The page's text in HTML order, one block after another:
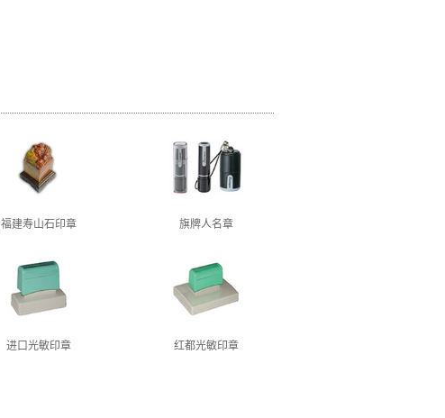
福建寿山石印章 旗牌人名章
进口光敏印章 红都光敏印章